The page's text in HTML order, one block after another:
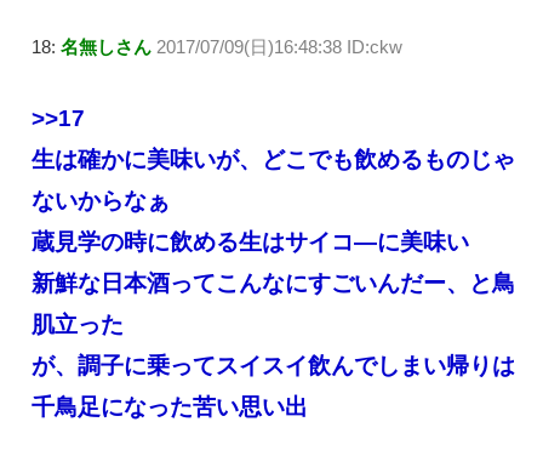
18: 名無しさん 2017/07/09(日)16:48:38 ID:ckw
>>17
生は確かに美味いが、どこでも飲めるものじゃ
ないからなぁ
蔵見学の時に飲める生はサイコ―に美味い
新鮮な日本酒ってこんなにすごいんだー、と鳥
肌立った
が、調子に乗ってスイスイ飲んでしまい帰りは
千鳥足になった苦い思い出